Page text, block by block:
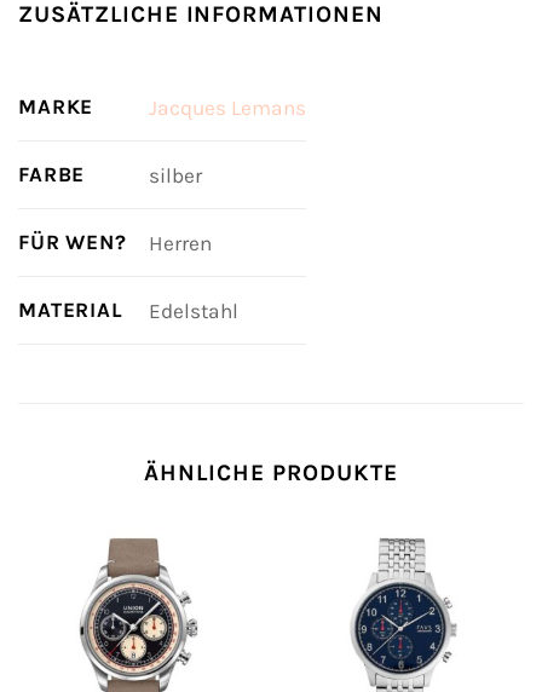
ZUSÄTZLICHE INFORMATIONEN
MARKE Jacques Lemans
FARBE silber
FÜR WEN? Herren
MATERIAL Edelstahl
ÄHNLICHE PRODUKTE